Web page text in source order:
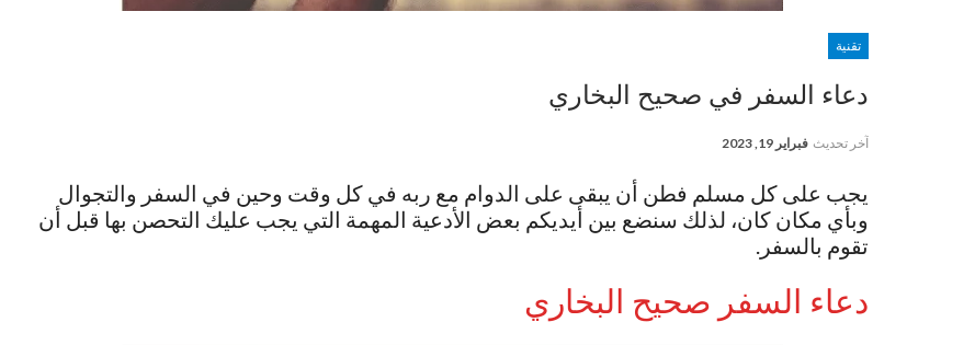
تقنية
دعاء السفر في صحيح البخاري
آخر تحديث فبراير 19, 2023
يجب على كل مسلم فطن أن يبقى على الدوام مع ربه في كل وقت وحين في السفر والتجوال
وبأي مكان كان، لذلك سنضع بين أيديكم بعض الأدعية المهمة التي يجب عليك التحصن بها قبل أن
تقوم بالسفر.
دعاء السفر صحيح البخاري